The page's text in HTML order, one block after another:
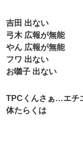
吉田 出ない
弓木 広報が無能
やん 広報が無能
フワ 出ない
お囃子 出ない
TPCくんさぁ…エチ
体たらくは